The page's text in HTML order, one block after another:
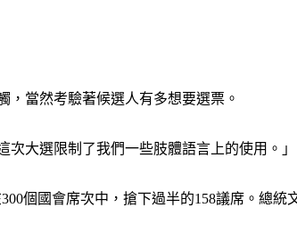
，當然考驗著候選人有多想要選票。
大選限制了我們一些肢體語言上的使用。」
個國會席次中，搶下過半的158議席。總統